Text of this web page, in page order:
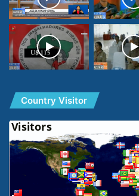
Country Visitor